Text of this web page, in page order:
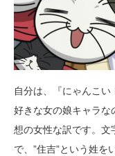
自分は、『にゃんこ
好きな女の娘キャラな
想の女性な訳です。文
で、”住吉”という姓を